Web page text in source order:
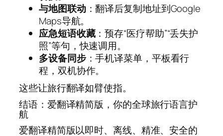
与地图联动：翻译后复制地址到Google
Maps导航。
应急短语收藏：预存“医疗帮助”“丢失护
照”等句，快速调用。
多设备同步：手机译菜单，平板看行
程，双机协作。
这些让旅行翻译如臂使指。
结语：爱翻译精简版，你的全球旅行语言护
航
爱翻译精简版以即时、离线、精准、安全的